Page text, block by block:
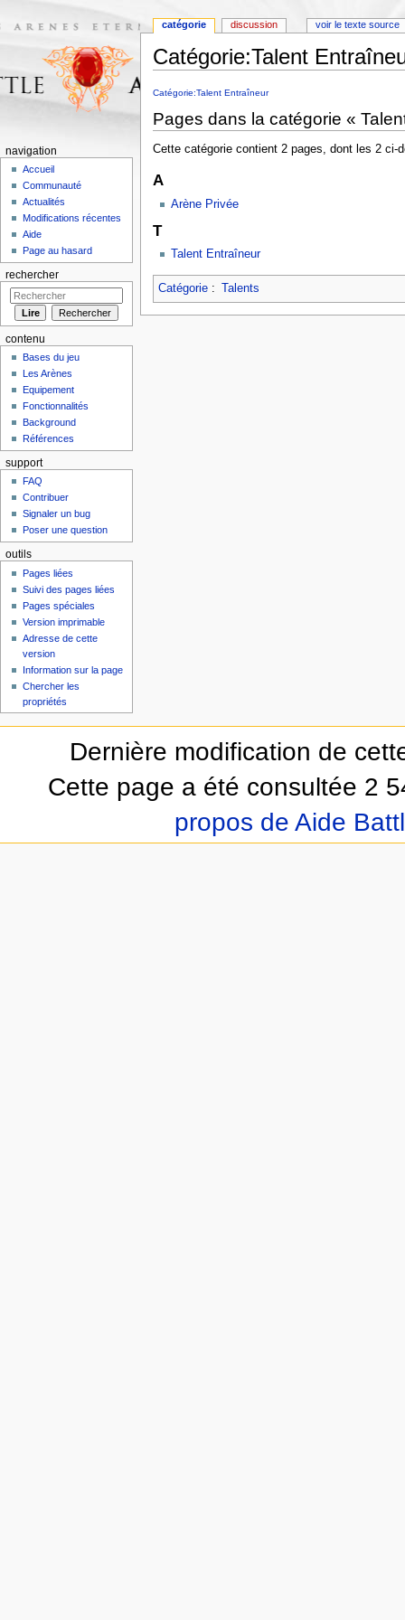
Catégorie:Talent
Catégorie:Talent Entraîneur
Pages dans la catégorie «
Cette catégorie contient 2 pages, dont les 2 ci-
A
Arène Privée
T
Talent Entraîneur
Catégorie: Talents
catégorie discussion voir le texte source
navigation
Accueil
Communauté
Actualités
Modifications récentes
Aide
Page au hasard
rechercher
contenu
Bases du jeu
Les Arènes
Equipement
Fonctionnalités
Background
Références
support
FAQ
Contribuer
Signaler un bug
Poser une question
outils
Pages liées
Suivi des pages liées
Pages spéciales
Version imprimable
Adresse de cette
version
Information sur la page
Chercher les
propriétés
Dernière modification de
Cette page a été consultée 2
propos de Aide